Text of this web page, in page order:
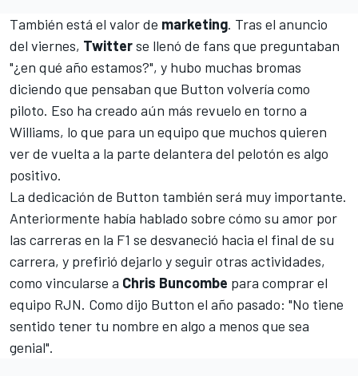
También está el valor de marketing. Tras el anuncio
del viernes, Twitterse llenó de fans que preguntaban
"¿en qué año estamos?", y hubo muchas bromas
diciendo que pensaban que Button volvería como
piloto. Eso ha creado aún más revuelo en torno a
Williams, lo que para un equipo que muchos quieren
ver de vuelta a la parte delantera del pelotón es algo
positivo.
La dedicación de Button también será muy importante.
Anteriormente había hablado sobre cómo su amor por
las carreras en la F1 se desvaneció hacia el final de su
carrera, y prefirió dejarlo y seguir otras actividades,
como vincularse a Chris Buncombe para comprar el
equipo RJN. Como dijo Button el año pasado: "No tiene
sentido tener tu nombre en algo a menos que sea
genial".